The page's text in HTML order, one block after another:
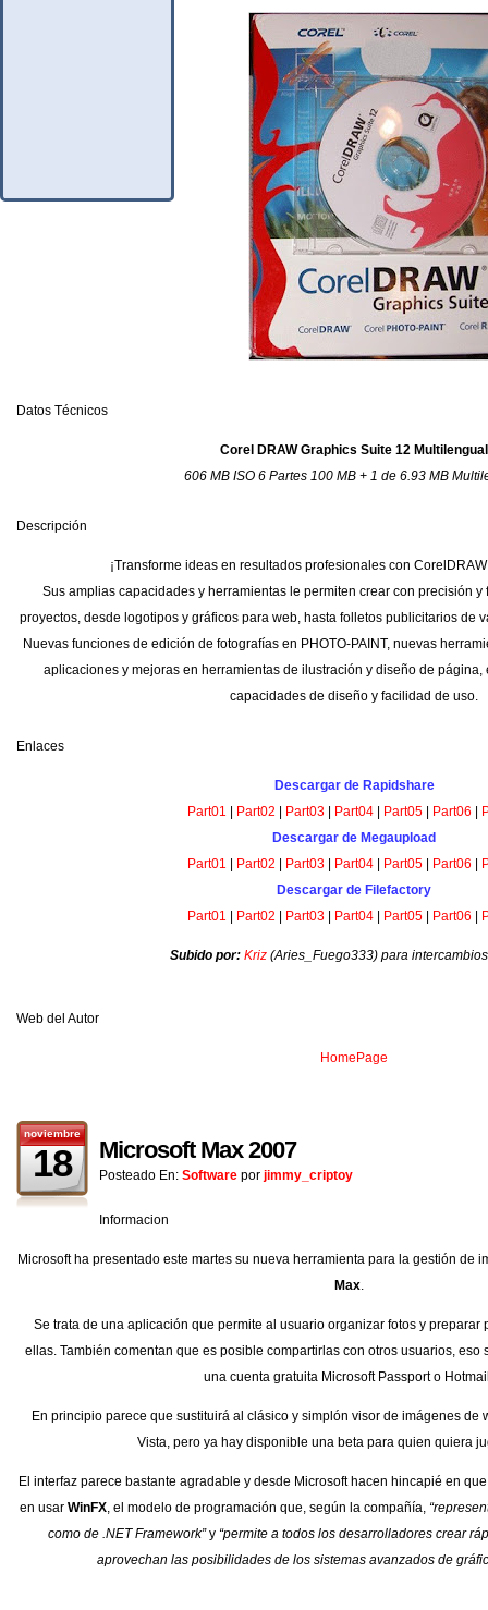
Datos Técnicos
Corel DRAW Graphics Suite 12 Multilengual
606 MB ISO 6 Partes 100 MB + 1 de 6.93 MB
Descripción
¡Transforme ideas en resultados profesionales con
Sus amplias capacidades y herramientas le permiten crear con precisión
proyectos, desde logotipos y gráficos para web, hasta folletos publicitarios de
Nuevas funciones de edición de fotografías en PHOTO-PAINT, nuevas
aplicaciones y mejoras en herramientas de ilustración y diseño de página,
capacidades de diseño y facilidad de uso.
Enlaces
Descargar de Rapidshare
Part01
Part02 Part03 Part04 Part05 Part06
Descargar de Megaupload
Part01
Part02 Part03 Part04 Part05 Part06
Descargar de Filefactory
Part01
Part02 Part03 Part04 Part05 Part06
Subido por: Kriz (Aries_Fuego333) para
Web del Autor
HomePage
noviembre
18 Microsoft Max 2007
Posteado En: Software por jimmy_criptoy
Informacion
Microsoft ha presentado este martes su nueva herramienta para la gestión de
Max.
Se trata de una aplicación que permite al usuario organizar fotos y preparar
ellas. También comentan que es posible compartirlas con otros usuarios, eso
una cuenta gratuita Microsoft Passport o
En principio parece que sustituirá al clásico y simplón visor de imágenes de
Vista, pero ya hay disponible una beta para quien quiera
El interfaz parece bastante agradable y desde Microsoft hacen hincapié en
en usar WinFX, el modelo de programación que, según la compañía,
como de .NET Framework”y “permite a todos los desarrolladores crear
aprovechan las posibilidades de los sistemas avanzados de